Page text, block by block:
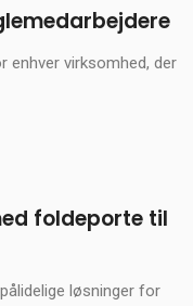
enhver virksomhed, der
foldeporte til
løsninger for